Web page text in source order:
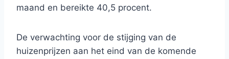
maand en bereikte 40,5 procent.
De verwachting voor de stijging van de
huizenprijzen aan het eind van de komende